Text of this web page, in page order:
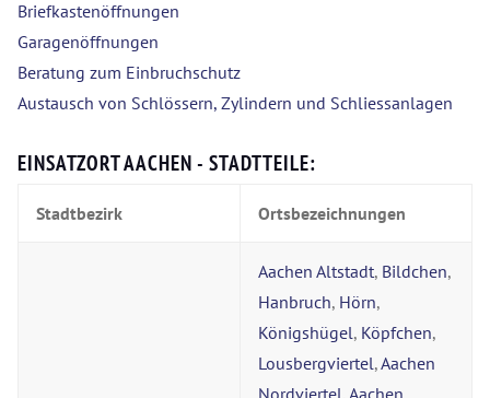
Briefkastenöffnungen
Garagenöffnungen
Beratung zum Einbruchschutz
Austausch von Schlössern, Zylindern und Schliessanlagen
EINSATZORT AACHEN - STADTTEILE:
Stadtbezirk Ortsbezeichnungen
Aachen Altstadt, Bildchen,
Hanbruch, Hörn,
Königshügel, Köpfchen,
Lousbergviertel,Aachen